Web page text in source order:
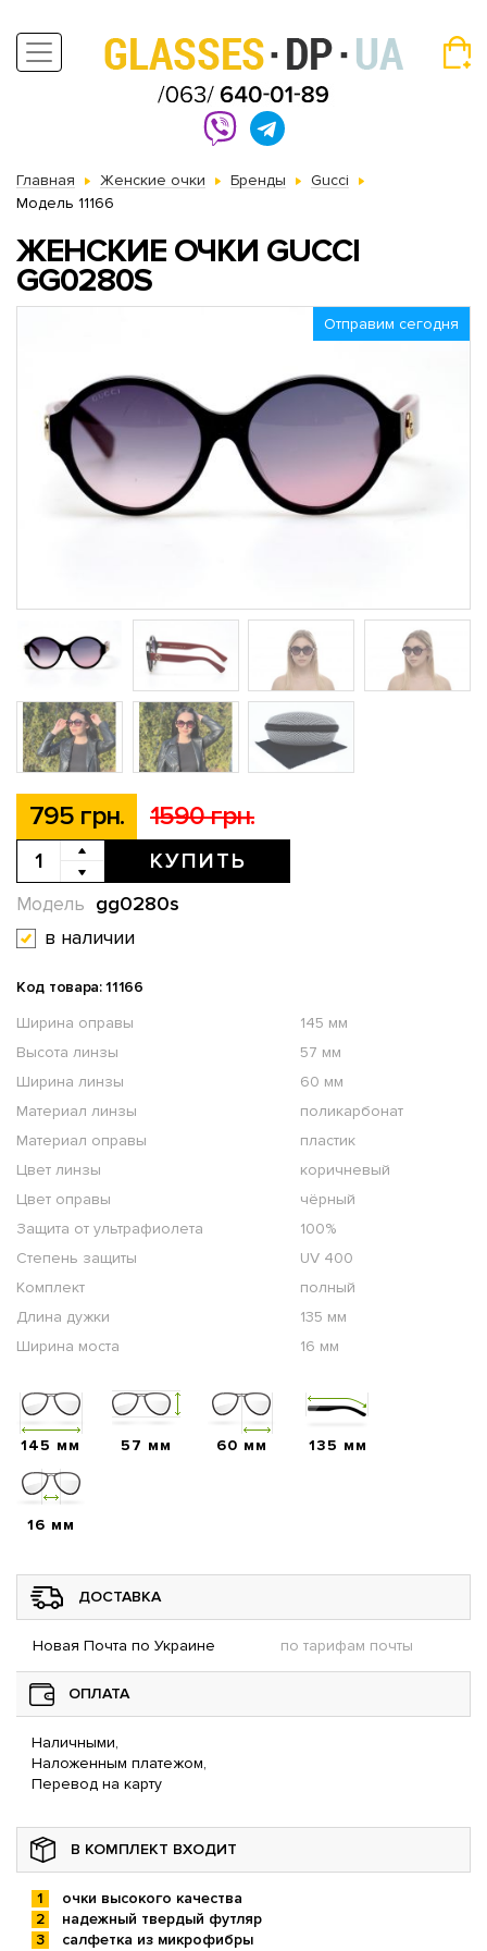
Главная Женские очки Бренды
Gucci
Модель 11166
ЖЕНСКИЕ ОЧКИ GUCCI
GG0280S
Отправим сегодня
795 грн. 1590 грн.
КУПИТЬ
gg0280s
Модель
в наличии
Код товара: 11166
Ширина оправы
145 мм
Высота линзы
57 мм
Ширина линзы
60 мм
Материал линзы
поликарбонат
Материал оправы
пластик
Цвет линзы
коричневый
Цвет оправы
чёрный
Защита от ультрафиолета
100%
Степень защиты
UV 400
Комплект
полный
Длина дужки
135 мм
Ширина моста
16 мм
145 мм 57 мм 60 мм 135 мм
16 мм
ДОСТАВКА
Новая Почта по Украине по тарифам почты
ОПЛАТА
Наличными,
Наложенным платежом,
Перевод на карту
В КОМПЛЕКТ ВХОДИТ
очки высокого качества
надежный твердый футляр
салфетка из микрофибры